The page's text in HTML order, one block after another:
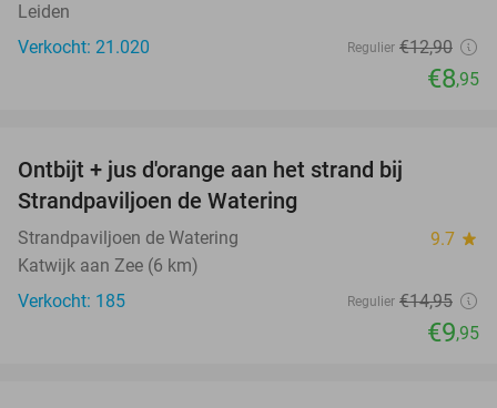
Leiden
Verkocht: 21.020
Regulier €12,90
€8,95
Ontbijt + jus d'orange aan het strand bij
Strandpaviljoen de Watering
Strandpaviljoen de Watering 9.7 star
Katwijk aan Zee (6 km)
Verkocht: 185
Regulier €14,95
€9,95